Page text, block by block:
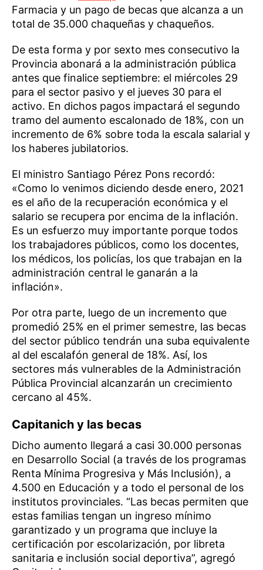
Farmacia y un pago de becas que alcanza a un
total de 35.000 chaqueñas y chaqueños.
De esta forma y por sexto mes consecutivo la
Provincia abonará a la administración pública
antes que finalice septiembre: el miércoles 29
para el sector pasivo y el jueves 30 para el
activo. En dichos pagos impactará el segundo
tramo del aumento escalonado de 18%, con un
incremento de 6% sobre toda la escala salarial y
los haberes jubilatorios.
El ministro Santiago Pérez Pons recordó:
«Como lo venimos diciendo desde enero, 2021
es el año de la recuperación económica y el
salario se recupera por encima de la inflación.
Es un esfuerzo muy importante porque todos
los trabajadores públicos, como los docentes,
los médicos, los policías, los que trabajan en la
administración central le ganarán a la
inflación».
Por otra parte, luego de un incremento que
promedió 25% en el primer semestre, las becas
del sector público tendrán una suba equivalente
al del escalafón general de 18%. Así, los
sectores más vulnerables de la Administración
Pública Provincial alcanzarán un crecimiento
cercano al 45%.
Capitanich y las becas
Dicho aumento llegará a casi 30.000 personas
en Desarrollo Social (a través de los programas
Renta Mínima Progresiva y Más Inclusión), a
4.500 en Educación y a todo el personal de los
institutos provinciales. “Las becas permiten que
estas familias tengan un ingreso mínimo
garantizado y un programa que incluye la
certificación por escolarización, por libreta
sanitaria e inclusión social deportiva”, agregó